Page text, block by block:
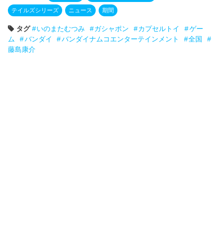
テイルズシリーズ ニュース 期間
タグ いのまたむつみ ガシャポン カプセルトイ
ゲー
ム
バンダイ バンダイナムコエンターテインメント
全国
藤島康介